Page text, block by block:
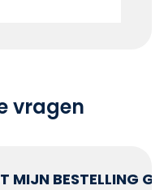
vragen
MIJN BESTELLING